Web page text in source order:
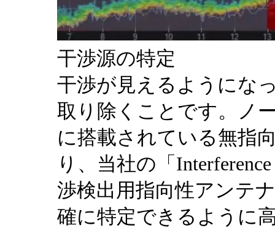
干渉源の特定
干渉が見えるようにな
取り除くことです。ノ
に搭載されている無指
り、当社の「
渉検出用指向性アンテ
確に特定できるように